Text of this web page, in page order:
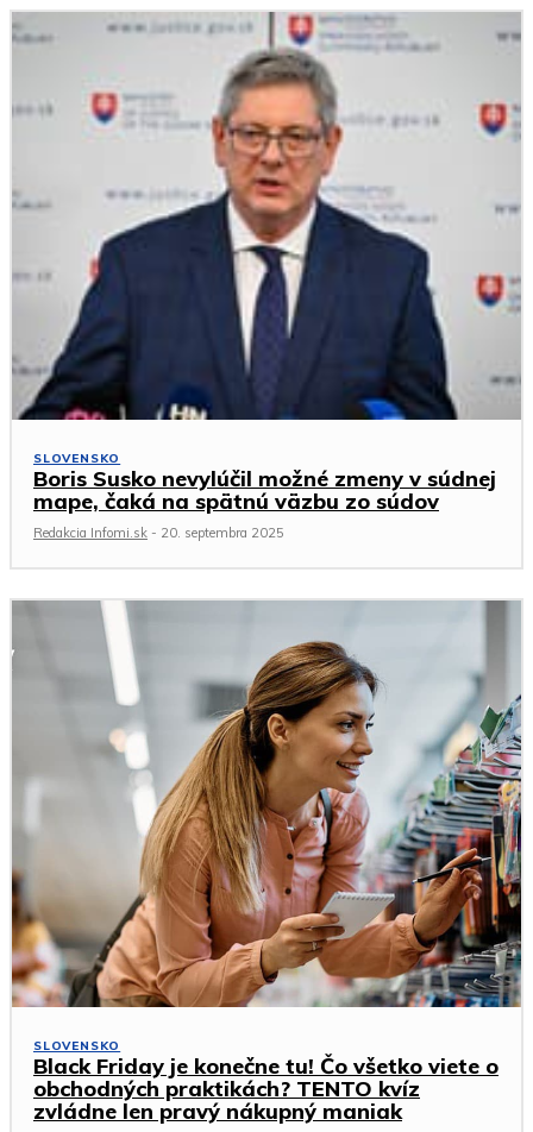
SLOVENSKO
Boris Susko nevylúčil možné zmeny v súdnej
mape, čaká na spätnú väzbu zo súdov
Redakcia Infomi.sk - 20. septembra 2025
SLOVENSKO
Black Friday je konečne tu! Čo všetko viete o
obchodných praktikách? TENTO kvíz
zvládne len pravý nákupný maniak